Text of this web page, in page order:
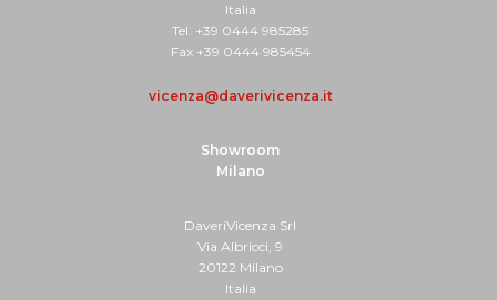
Italia
Tel. +39 0444 985285
Fax +39 0444 985454
vicenza@daverivicenza.it
Showroom
Milano
DaveriVicenza Srl
Via Albricci, 9
20122 Milano
Italia